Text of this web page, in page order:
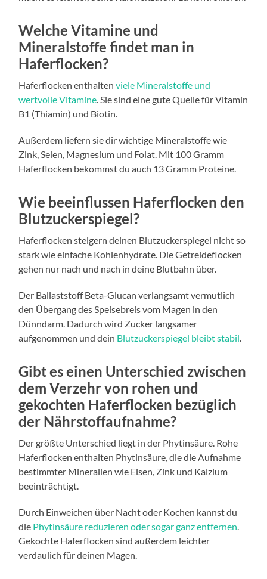
Welche Vitamine und
Mineralstoffe findet man in
Haferflocken?
Haferflocken enthaltenviele Mineralstoffe und
wertvolle Vitamine. Sie sind eine gute Quelle für Vitamin
B1 (Thiamin) und Biotin.
Außerdem liefern sie dir wichtige Mineralstoffe wie
Zink, Selen, Magnesium und Folat. Mit 100 Gramm
Haferflocken bekommst du auch 13 Gramm Proteine.
Wie beeinflussen Haferflocken den
Blutzuckerspiegel?
Haferflocken steigern deinen Blutzuckerspiegel nicht so
stark wie einfache Kohlenhydrate. Die Getreideflocken
gehen nur nach und nach in deine Blutbahn über.
Der Ballaststoff Beta-Glucan verlangsamt vermutlich
den Übergang des Speisebreis vom Magen in den
Dünndarm. Dadurch wird Zucker langsamer
aufgenommen und dein Blutzuckerspiegel bleibt stabil.
Gibt es einen Unterschied zwischen
dem Verzehr von rohen und
gekochten Haferflocken bezüglich
der Nährstoffaufnahme?
Der größte Unterschied liegt in der Phytinsäure. Rohe
Haferflocken enthalten Phytinsäure, die die Aufnahme
bestimmter Mineralien wie Eisen, Zink und Kalzium
beeinträchtigt.
Durch Einweichen über Nacht oder Kochen kannst du
die Phytinsäure reduzieren oder sogar ganz entfernen.
Gekochte Haferflocken sind außerdem leichter
verdaulich für deinen Magen.